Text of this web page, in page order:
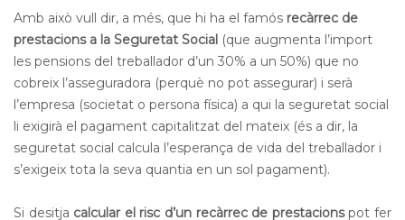
Amb això vull dir, a més, que hi ha el famós recàrrec de
prestacions a la Seguretat Social (que augmenta l’import
les pensions del treballador d’un 30% a un 50%) que no
cobreix l’asseguradora (perquè no pot assegurar) i serà
l’empresa (societat o persona física) a qui la seguretat social
li exigirà el pagament capitalitzat del mateix (és a dir, la
seguretat social calcula l’esperança de vida del treballador i
s’exigeix tota la seva quantia en un sol pagament).
Si desitja calcular el risc d’un recàrrec de prestacionspot fer